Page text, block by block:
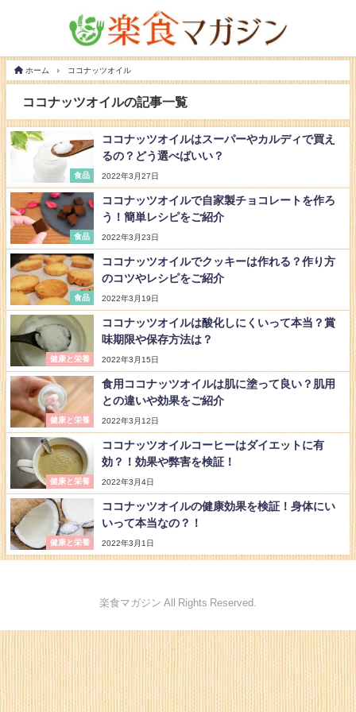
ホーム ココナッツオイル
ココナッツオイルの記事一覧
食品
ココナッツオイルはスーパーやカルディで買え
るの？どう選べばいい？
2022年3月27日
食品
ココナッツオイルで自家製チョコレートを作ろ
う！簡単レシピをご紹介
2022年3月23日
食品
ココナッツオイルでクッキーは作れる？作り方
のコツやレシピをご紹介
2022年3月19日
健康と栄養
ココナッツオイルは酸化しにくいって本当？賞
味期限や保存方法は？
2022年3月15日
健康と栄養
食用ココナッツオイルは肌に塗って良い？肌用
との違いや効果をご紹介
2022年3月12日
健康と栄養
ココナッツオイルコーヒーはダイエットに有
効？！効果や弊害を検証！
2022年3月4日
健康と栄養
ココナッツオイルの健康効果を検証！身体にい
いって本当なの？！
2022年3月1日
楽食マガジン All Rights Reserved.